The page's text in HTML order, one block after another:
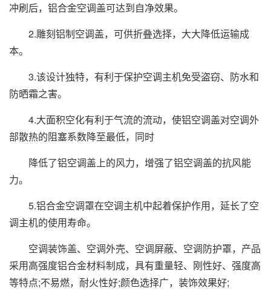
冲刷后，铝合金空调盖可达到自净效果。
2.雕刻铝制空调盖，可供折叠选择，大大降低运输成
本。
3.该设计独特，有利于保护空调主机免受盗窃、防水和
防晒霜之害。
4.大面积空化有利于气流的流动，使铝空调盖对空调外
部散热的阻塞系数降至最低，同时
降低了铝空调盖上的风力，增强了铝空调盖的抗风能
力。
5.铝合金空调罩在空调主机中起着保护作用，延长了空
调主机的使用寿命。
空调装饰盖、空调外壳、空调屏蔽、空调防护罩，产品
采用高强度铝合金材料制成，具有重量轻、刚性好、强度高
等特点;不易燃，耐火性好;颜色选择广，装饰效果好;